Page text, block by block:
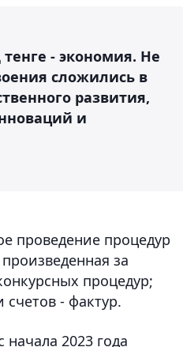
- экономия. Не
сложились в
развития,
и
проведение процедур
за
процедур;
- фактур.
2023 года